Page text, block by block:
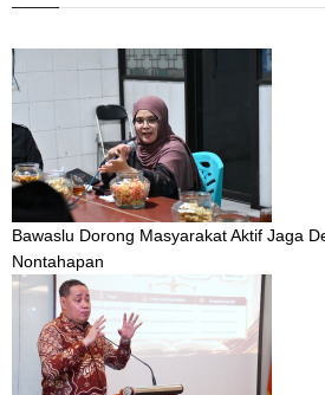
Bawaslu Dorong Masyarakat Aktif Jaga
Nontahapan